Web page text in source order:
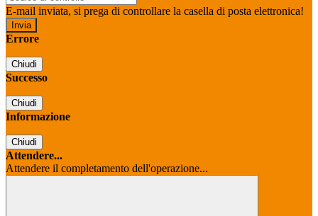
E-mail inviata, si prega di controllare la casella di posta elettronica!
Errore
Chiudi
Successo
Chiudi
Informazione
Chiudi
Attendere...
Attendere il completamento dell'operazione...